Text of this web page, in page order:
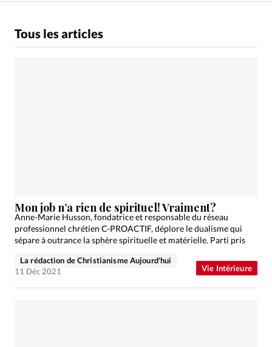
Tous les articles
Vie Intérieure
Mon job n’a rien de spirituel! Vraiment?
Anne-Marie Husson, fondatrice et responsable du réseau
professionnel chrétien C-PROACTIF, déplore le dualisme qui
sépare à outrance la sphère spirituelle et matérielle. Parti pris
La rédaction de Christianisme Aujourd'hui
11 Déc 2021